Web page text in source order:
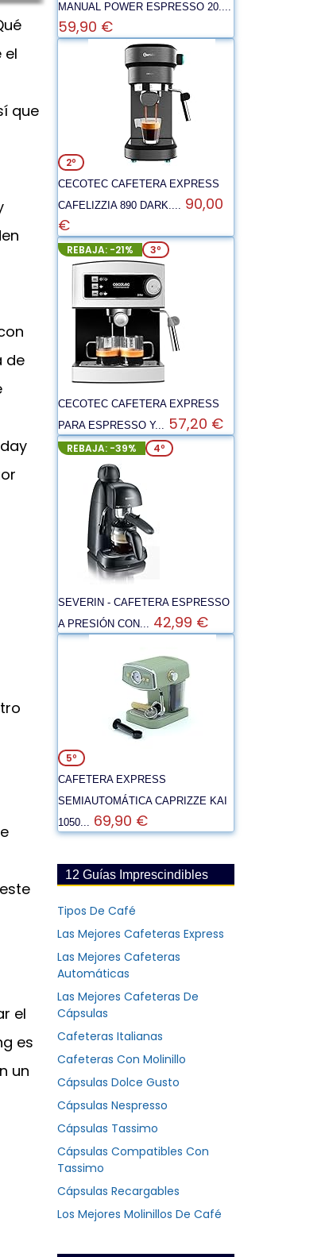
el
que
de
el
es
un
MANUAL POWER ESPRESSO 20....
59,90 €
2º
CECOTEC CAFETERA EXPRESS
CAFELIZZIA 890 DARK.... 90,00
€
REBAJA: -21% 3º
CECOTEC CAFETERA EXPRESS
PARA ESPRESSO Y... 57,20 €
REBAJA: -39% 4º
SEVERIN - CAFETERA ESPRESSO
A PRESIÓN CON... 42,99 €
5º
CAFETERA EXPRESS
SEMIAUTOMÁTICA CAPRIZZE KAI
1050... 69,90 €
12 Guías Imprescindibles
Tipos De Café
Las Mejores Cafeteras Express
Las Mejores Cafeteras
Automáticas
Las Mejores Cafeteras De
Cápsulas
Cafeteras Italianas
Cafeteras Con Molinillo
Cápsulas Dolce Gusto
Cápsulas Nespresso
Cápsulas Tassimo
Cápsulas Compatibles Con
Tassimo
Cápsulas Recargables
Los Mejores Molinillos De Café